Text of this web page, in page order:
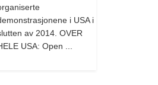
i USA i
av 2014. OVER
USA: Open ...